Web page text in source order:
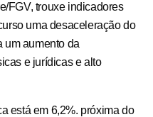
FGV, trouxe indicadores
uma desaceleração do
um aumento da
e jurídicas e alto
está em 6,2%. próxima do